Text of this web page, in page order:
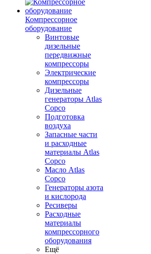
Компрессорное
оборудование
Винтовые
дизельные
передвижные
компрессоры
Электрические
компрессоры
Дизельные
генераторы Atlas
Copco
Подготовка
воздуха
Запасные части
и расходные
материалы Atlas
Copco
Масло Atlas
Copco
Генераторы азота
и кислорода
Ресиверы
Расходные
материалы
компрессорного
оборудования
Ещё